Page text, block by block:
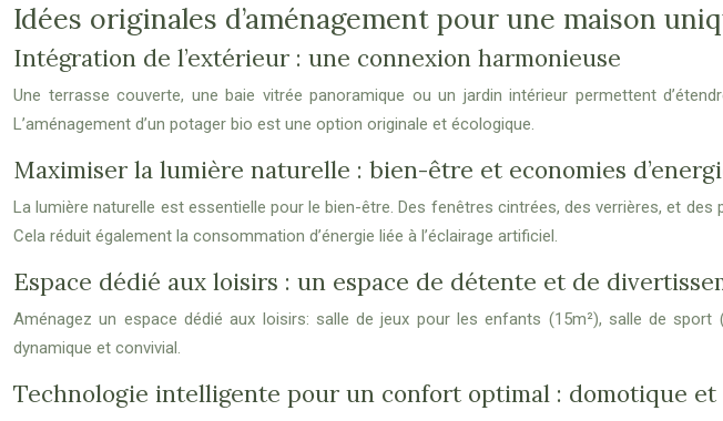
Idées originales d’aménagement pour une maison
Intégration de l’extérieur : une connexion harmonieuse
Une terrasse couverte, une baie vitrée panoramique ou un jardin intérieur permettent
L’aménagement d’un potager bio est une option originale et écologique.
Maximiser la lumière naturelle : bien-être et economies
La lumière naturelle est essentielle pour le bien-être. Des fenêtres cintrées, des verrières, et
Cela réduit également la consommation d’énergie liée à l’éclairage artificiel.
Espace dédié aux loisirs : un espace de détente et de
Aménagez un espace dédié aux loisirs: salle de jeux pour les enfants (15m²), salle de
dynamique et convivial.
Technologie intelligente pour un confort optimal : domotique et